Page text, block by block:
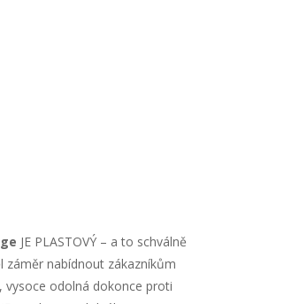
JE PLASTOVÝ – a to schválně
záměr nabídnout zákazníkům
vysoce odolná dokonce proti